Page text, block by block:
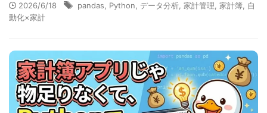
2026/6/18 pandas, Python, データ分析, 家計管理, 家計簿, 自
動化×家計